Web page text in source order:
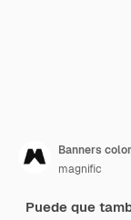
Banners
magnific
Puede que